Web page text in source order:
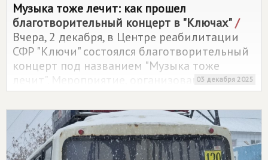
Музыка тоже лечит: как прошел
благотворительный концерт в "Ключах"/
Вчера, 2 декабря, в Центре реабилитации
СФР "Ключи" состоялся благотворительный
концерт под названием "Музыка тоже
лечит". Мероприятие, организованное
Региональным отделением партии
СПРАВЕДЛИВАЯ РОССИЯв Томской области
совместно с Центром справедливости
партии, собрало более ста зрителей в
уютном актовом зале санатория.
03 декабря 2025